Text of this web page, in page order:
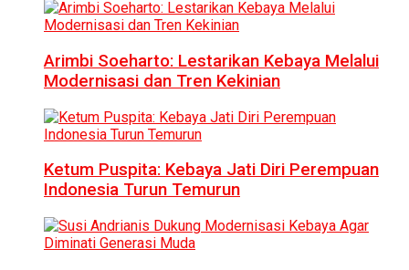
Arimbi Soeharto: Lestarikan Kebaya Melalui
Modernisasi dan Tren Kekinian
Ketum Puspita: Kebaya Jati Diri Perempuan
Indonesia Turun Temurun